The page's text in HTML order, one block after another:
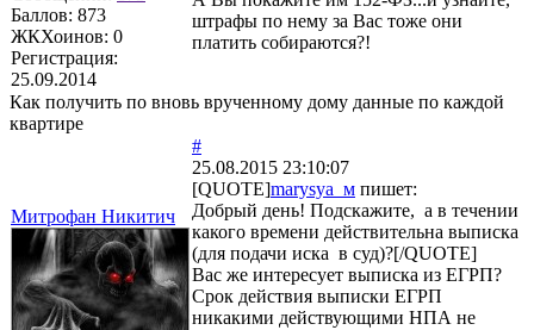
Баллов: 873
ЖКХоинов: 0
Регистрация:
25.09.2014
штрафы по нему за Вас тоже они
платить собираются?!
Как получить по вновь врученному дому данные по каждой
квартире
Митрофан Никитич
#
25.08.2015 23:10:07
[QUOTE]marysya_м пишет:
Добрый день! Подскажите, а в течении
какого времени действительна выписка
(для подачи иска в суд)?[/QUOTE]
Вас же интересует выписка из ЕГРП?
Срок действия выписки ЕГРП
никакими действующими НПА не